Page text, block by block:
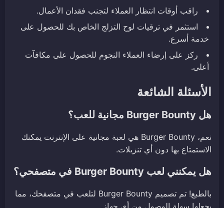
راقب أوقات انتظار العملاء لتجنب فقدان الأعمال.
استثمر في ترقيات لوح التزلج الخاص بك للحصول على
خدمة أسرع.
ركز على إرضاء العملاء النجوم للحصول على مكافآت
أعلى.
الأسئلة الشائعة
هل Burger Bounty مجانية للعب؟
نعم، Burger Bounty هي لعبة مجانية على الإنترنت يمكنك
الاستمتاع بها دون أي تنزيلات.
هل يمكنني لعب Burger Bounty في متصفحي؟
بالطبع! تم تصميم Burger Bounty لتلعب في متصفحك، مما
يجعلها سهلة الوصول من أي جهاز.